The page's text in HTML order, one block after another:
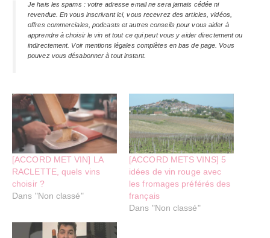
Je hais les spams : votre adresse email ne sera jamais cédée ni
revendue. En vous inscrivant ici, vous recevrez des articles, vidéos,
offres commerciales, podcasts et autres conseils pour vous aider à
apprendre à choisir le vin et tout ce qui peut vous y aider directement ou
indirectement. Voir mentions légales complètes en bas de page. Vous
pouvez vous désabonner à tout instant.
[ACCORD MET VIN] LA
RACLETTE, quels vins
choisir ?
Dans "Non classé"
[ACCORD METS VINS] 5
idées de vin rouge avec
les fromages préférés des
français
Dans "Non classé"